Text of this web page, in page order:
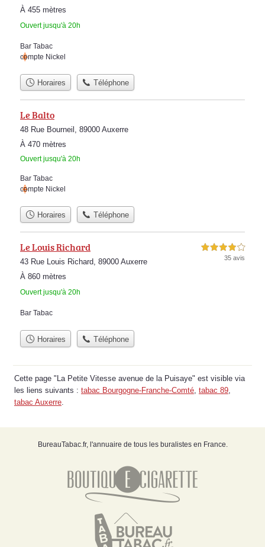
À 455 mètres
Ouvert jusqu'à 20h
Bar Tabac
compte Nickel
Horaires Téléphone
Le Balto
48 Rue Bourneil, 89000 Auxerre
À 470 mètres
Ouvert jusqu'à 20h
Bar Tabac
compte Nickel
Horaires Téléphone
Le Louis Richard
43 Rue Louis Richard, 89000 Auxerre
À 860 mètres
Ouvert jusqu'à 20h
4,0 étoiles sur 5
35 avis
Bar Tabac
Horaires Téléphone
Cette page "La Petite Vitesse avenue de la Puisaye" est visible via
les liens suivants : tabac Bourgogne-Franche-Comté tabac 89
tabac Auxerre
BureauTabac.fr, l'annuaire de tous les buralistes en France.